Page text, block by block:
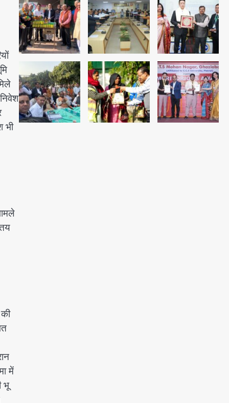
भी
में
भू
फ्रॉड
Taylor Swift: ट्रंप कैंपेन-व्हाइट
हाउस पोस्ट से हटाए गए गाने, जानें पूरा
विवाद